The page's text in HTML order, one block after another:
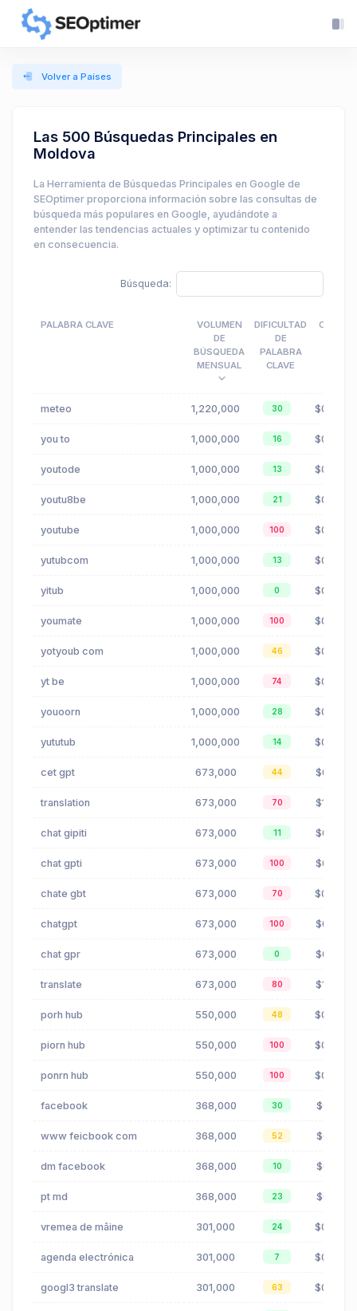
Volver a Países
Las 500 Búsquedas Principales en
Moldova
La Herramienta de Búsquedas Principales en Google de
SEOptimer proporciona información sobre las consultas de
búsqueda más populares en Google, ayudándote a
entender las tendencias actuales y optimizar tu contenido
en consecuencia.
Búsqueda:
PALABRA CLAVE
VOLUMEN
DE
BÚSQUEDA
MENSUAL
DIFICULTAD
DE
PALABRA
CLAVE
CPC
meteo 1,220,000 30 $0.09
you to 1,000,000 16 $0.02
youtode 1,000,000 13 $0.02
youtu8be 1,000,000 21 $0.02
youtube 1,000,000 100 $0.02
yutubcom 1,000,000 13 $0.02
yitub 1,000,000 0 $0.02
youmate 1,000,000 100 $0.02
yotyoub com 1,000,000 46 $0.02
yt be 1,000,000 74 $0.02
youoorn 1,000,000 28 $0.02
yututub 1,000,000 14 $0.02
cet gpt 673,000 44 $0.41
translation 673,000 70 $1.25
chat gipiti 673,000 11 $0.41
chat gpti 673,000 100 $0.41
chate gbt 673,000 70 $0.36
chatgpt 673,000 100 $0.41
chat gpr 673,000 0 $0.41
translate 673,000 80 $1.25
porh hub 550,000 48 $0.00
piorn hub 550,000 100 $0.00
ponrn hub 550,000 100 $0.00
facebook 368,000 30 $0.18
www feicbook com 368,000 52 $0.18
dm facebook 368,000 10 $0.18
pt md 368,000 23 $0.12
vremea de mâine 301,000 24 $0.07
agenda electrónica 301,000 7 $0.00
googl3 translate 301,000 63 $0.83